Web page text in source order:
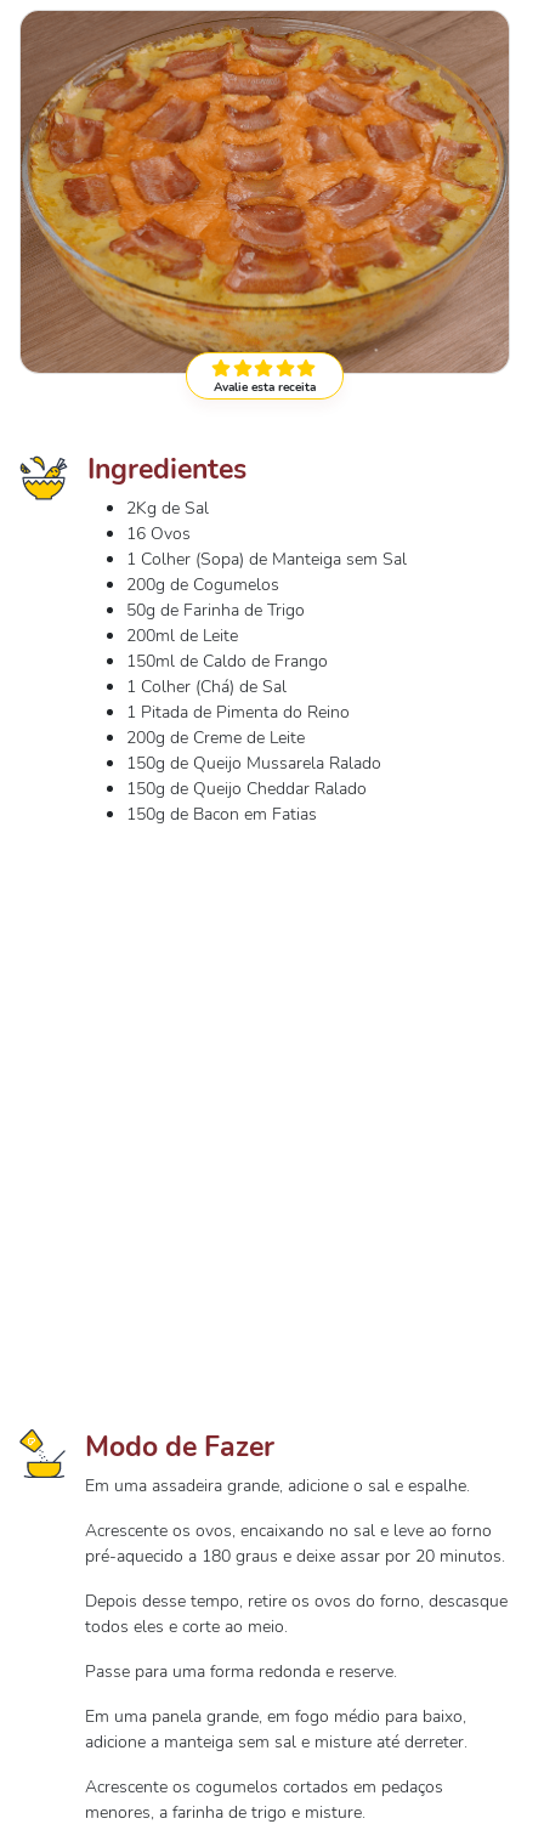
Avalie esta receita
Ingredientes
2Kg de Sal
16 Ovos
1 Colher (Sopa) de Manteiga sem Sal
200g de Cogumelos
50g de Farinha de Trigo
200ml de Leite
150ml de Caldo de Frango
1 Colher (Chá) de Sal
1 Pitada de Pimenta do Reino
200g de Creme de Leite
150g de Queijo Mussarela Ralado
150g de Queijo Cheddar Ralado
150g de Bacon em Fatias
Modo de Fazer
Em uma assadeira grande, adicione o sal e espalhe.
Acrescente os ovos, encaixando no sal e leve ao forno
pré-aquecido a 180 graus e deixe assar por 20 minutos.
Depois desse tempo, retire os ovos do forno, descasque
todos eles e corte ao meio.
Passe para uma forma redonda e reserve.
Em uma panela grande, em fogo médio para baixo,
adicione a manteiga sem sal e misture até derreter.
Acrescente os cogumelos cortados em pedaços
menores, a farinha de trigo e misture.